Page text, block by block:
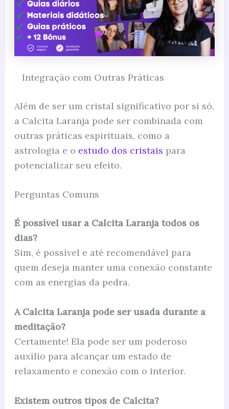
Integração com Outras Práticas
Além de ser um cristal significativo por si só,
a Calcita Laranja pode ser combinada com
outras práticas espirituais, como a
astrologia e o estudo dos cristais para
potencializar seu efeito.
Perguntas Comuns
É possível usar a Calcita Laranja todos os
dias?
Sim, é possível e até recomendável para
quem deseja manter uma conexão constante
com as energias da pedra.
A Calcita Laranja pode ser usada durante a
meditação?
Certamente! Ela pode ser um poderoso
auxílio para alcançar um estado de
relaxamento e conexão com o interior.
Existem outros tipos de Calcita?